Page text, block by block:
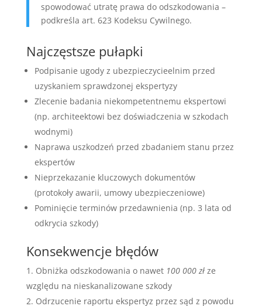
spowodować utratę prawa do odszkodowania –
podkreśla art. 623 Kodeksu Cywilnego.
Najczęstsze pułapki
Podpisanie ugody z ubezpieczycieelnim przed
uzyskaniem sprawdzonej ekspertyzy
Zlecenie badania niekompetentnemu ekspertowi
(np. architeektowi bez doświadczenia w szkodach
wodnymi)
Naprawa uszkodzeń przed zbadaniem stanu przez
ekspertów
Nieprzekazanie kluczowych dokumentów
(protokoły awarii, umowy ubezpieczeniowe)
Pominięcie terminów przedawnienia (np. 3 lata od
odkrycia szkody)
Konsekwencje błędów
Obniżka odszkodowania o nawet 100 000 złze
względu na nieskanalizowane szkody
Odrzucenie raportu ekspertyz przez sąd z powodu